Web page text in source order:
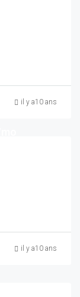
il y a10 ans
il y a10 ans